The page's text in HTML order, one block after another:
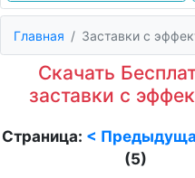
Главная Заставки с
Скачать
заставки с
Страница: <
(5)